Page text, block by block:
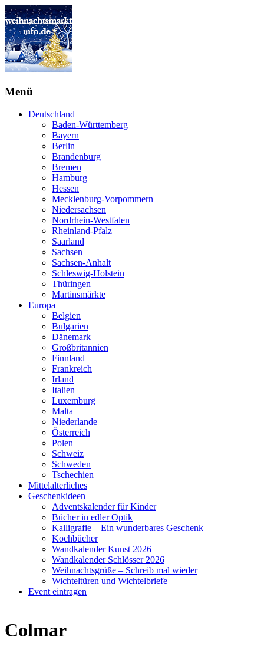
Menü
Deutschland
Baden-Württemberg
Bayern
Berlin
Brandenburg
Bremen
Hamburg
Hessen
Mecklenburg-Vorpommern
Niedersachsen
Nordrhein-Westfalen
Rheinland-Pfalz
Saarland
Sachsen
Sachsen-Anhalt
Schleswig-Holstein
Thüringen
Martinsmärkte
Europa
Belgien
Bulgarien
Dänemark
Großbritannien
Finnland
Frankreich
Irland
Italien
Luxemburg
Malta
Niederlande
Österreich
Polen
Schweiz
Schweden
Tschechien
Mittelalterliches
Geschenkideen
Adventskalender für Kinder
Bücher in edler Optik
Kalligrafie – Ein wunderbares Geschenk
Kochbücher
Wandkalender Kunst 2026
Wandkalender Schlösser 2026
Weihnachtsgrüße – Schreib mal wieder
Wichteltüren und Wichtelbriefe
Event eintragen
Colmar